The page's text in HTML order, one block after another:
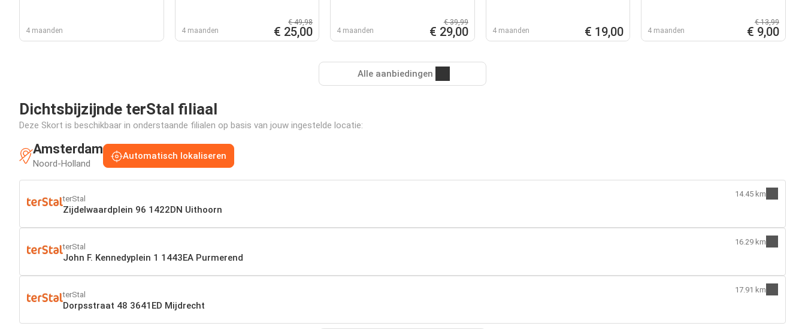
4 maanden 4 maanden
€ 49,98
€ 25,00 4 maanden
€ 39,99
€ 29,00 4 maanden € 19,00 4 maanden
€ 13,99
€ 9,00
Alle aanbiedingen
Dichtsbijzijnde terStal filiaal
Deze Skort is beschikbaar in onderstaande filialen op basis van jouw ingestelde locatie:
Amsterdam
Noord-Holland
Automatisch lokaliseren
terStal
Zijdelwaardplein 96 1422DN Uithoorn
14.45 km
terStal
John F. Kennedyplein 1 1443EA Purmerend
16.29 km
terStal
Dorpsstraat 48 3641ED Mijdrecht
17.91 km